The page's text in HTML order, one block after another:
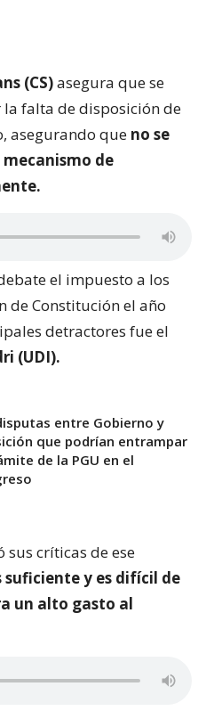
(CS)asegura que se
la falta de disposición de
asegurando que no se
de
el impuesto a los
de Constitución el año
detractores fue el
(UDI).
entre Gobierno y
que podrían entrampar
de la PGU en el
sus críticas de ese
suficiente y es difícil de
un alto gasto al